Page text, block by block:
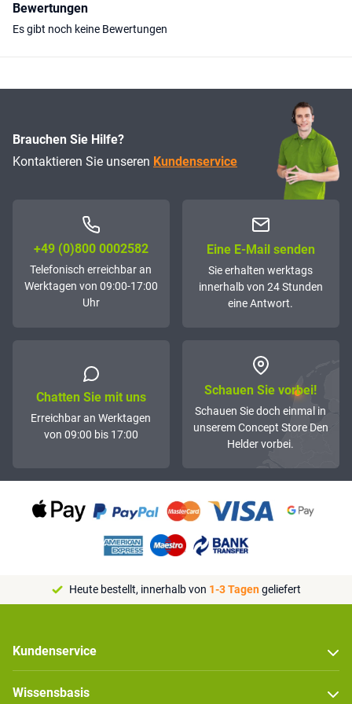
Bewertungen
Es gibt noch keine Bewertungen
Brauchen Sie Hilfe?
Kontaktieren Sie unseren Kundenservice
+49 (0)800 0002582
Telefonisch erreichbar an
Werktagen von 09:00-17:00
Uhr
Eine E-Mail senden
Sie erhalten werktags
innerhalb von 24 Stunden
eine Antwort.
Chatten Sie mit uns
Erreichbar an Werktagen
von 09:00 bis 17:00
Schauen Sie vorbei!
Schauen Sie doch einmal in
unserem Concept Store Den
Helder vorbei.
Heute bestellt, innerhalb von 1-3 Tagengeliefert
Kundenservice
Wissensbasis